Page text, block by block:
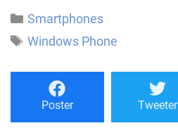
Catégories
Smartphones
Étiquettes
Windows Phone
Poster Tweeter